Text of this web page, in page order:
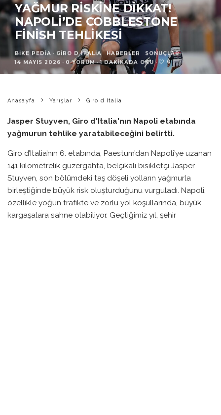
YAĞMUR RISKINE DIKKAT!
NAPOLI’DE COBBLESTONE
FINISH TEHLIKESI
BIKE PEDIA · GIRO D ITALIA HABERLER SONUÇLAR ·
14 MAYIS 2026 · 0 YORUM · 1 DAKIKADA OKU · 0
Anasayfa Yarışlar Giro d Italia
Jasper Stuyven, Giro d'Italia'nın Napoli etabında
yağmurun tehlike yaratabileceğini belirtti.
Giro d’Italia’nın 6. etabında, Paestum’dan Napoli’ye uzanan
141 kilometrelik güzergahta, belçikalı bisikletçi Jasper
Stuyven, son bölümdeki taş döşeli yolların yağmurla
birleştiğinde büyük risk oluşturduğunu vurguladı. Napoli,
özellikle yoğun trafikte ve zorlu yol koşullarında, büyük
kargaşalara sahne olabiliyor. Geçtiğimiz yıl, şehir